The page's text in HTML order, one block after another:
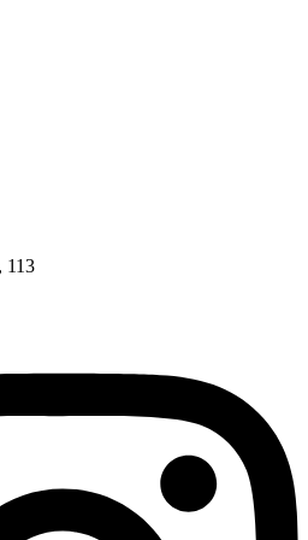
113